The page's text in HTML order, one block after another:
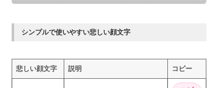
シンプルで使いやすい悲しい顔文字
悲しい顔文字 説明 コピー